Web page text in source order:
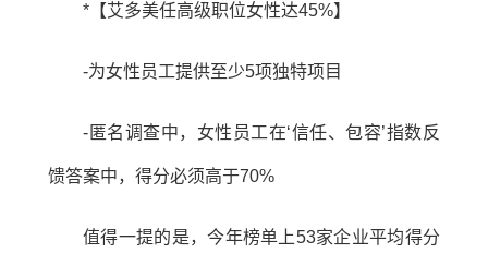
*【艾多美任高级职位女性达45%】
-为女性员工提供至少5项独特项目
-匿名调查中，女性员工在‘信任、包容’指数反
馈答案中，得分必须高于70%
值得一提的是，今年榜单上53家企业平均得分